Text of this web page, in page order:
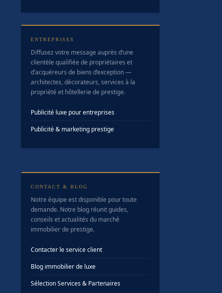
ENTREPRISES
Diffusez votre message auprès d’une
clientèle qualifiée de propriétaires et
d’acquéreurs de biens d’exception —
architectes, décorateurs, services à la
propriété et hôtellerie de prestige.
Publicité luxe pour entreprises
Publicité & marketing prestige
CONTACT & BLOG
Notre équipe est disponible pour toute
demande. Notre blog réunit guides,
conseils et actualités du marché
immobilier de prestige.
Contacter le service client
Blog immobilier de luxe
Sélection Services & Partenaires